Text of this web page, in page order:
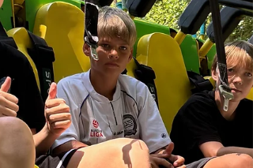
Kältekammer. Zum Abschluss gab es für alle
eine köstliche Kostprobe direkt aus dem Ofen.
Für viele war es der erste Besuch in einer B